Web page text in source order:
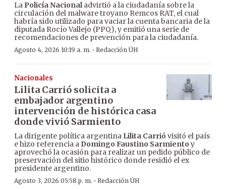
La Policía Nacionaladvirtió a la ciudadanía sobre la
circulación del malware troyano Remcos RAT, el cual
habría sido utilizado para vaciar la cuenta bancaria de la
diputada Rocío Vallejo (PPQ), y emitió una serie de
recomendaciones de prevención para la ciudadanía.
Agosto 4, 2026 10:19 a. m. · Redacción ÚH
Nacionales
Lilita Carrió solicita a
embajador argentino
intervención de histórica casa
donde vivió Sarmiento
La dirigente política argentina Lilita Carrió visitó el país
e hizo referencia a Domingo Faustino Sarmiento y
aprovechó la ocasión para realizar un pedido público de
preservación del sitio histórico donde residió el ex
presidente argentino.
Agosto 3, 2026 05:58 p. m. · Redacción ÚH